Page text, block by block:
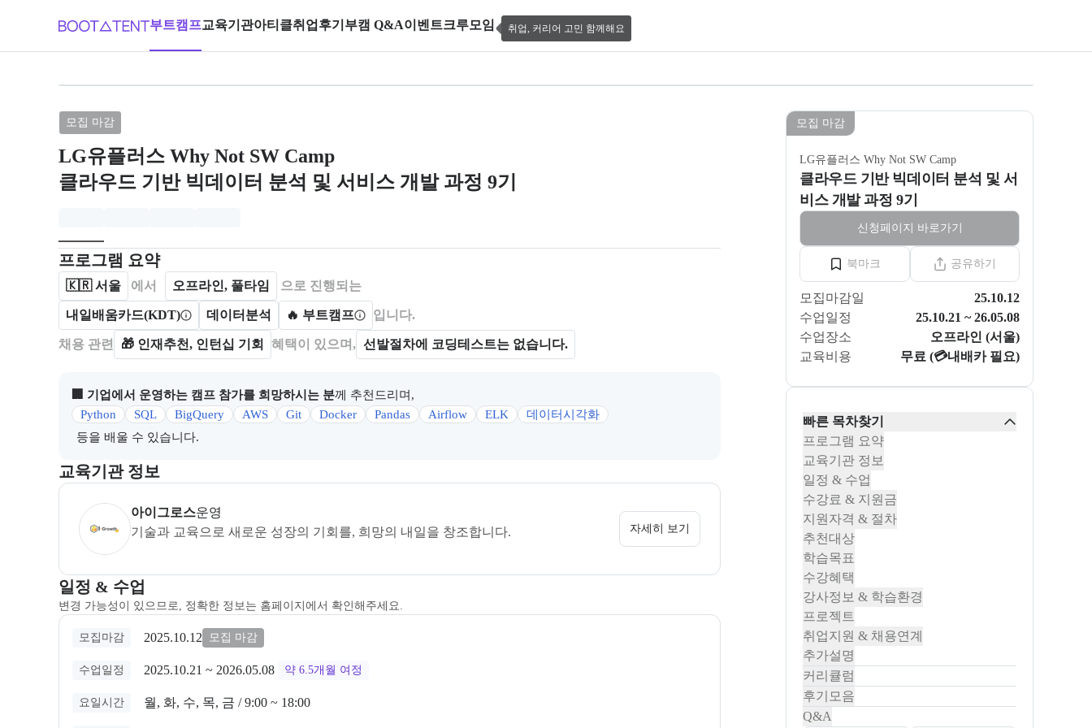
부트캠프교육기관아티클취업후기 부캠 Q&A이벤트크루모임 취업, 커리어 고민 함께해요
모집 마감
LG유플러스 Why Not SW Camp
클라우드 기반 빅데이터 분석 및 서비스 개발 과정 9기
브랜드: LG유플러스 Why Not SW Camp, 과정명: 클라우드 기반 빅데이터 분석 및 서비스 개발 과정 9기
모집개요
프로그램 요약
캠프를 운영하거나 참여하는 회사 정보를 카드 형태로 제공한다.
🇰🇷서울 에서 오프라인, 풀타임 으로 진행되는
내일배움카드(KDT) 데이터분석 🔥 부트캠프 입니다.
채용 관련 🎁 인재추천, 인턴십 기회 혜택이 있으며, 선발절차에 코딩테스트는 없습니다.
🏢 기업에서 운영하는 캠프 참가를 희망하시는 분께 추천드리며,
Python
SQL BigQuery AWS Git Docker Pandas Airflow ELK
데이터시각화
등을 배울 수 있습니다.
이 섹션에서는 부트캠프를 운영하거나 주관하는 회사의 정보를 카드 형태로 안내한다.
교육기관 정보
아이그로스은(는) 본 부트캠프의
아이그로스운영
기술과 교육으로 새로운 성장의 기회를, 희망의 내일을 창조합니다.
자세히 보기
일정 & 수업
변경 가능성이 있으므로, 정확한 정보는 홈페이지에서 확인해주세요.
교육과정 일정과 모집 상태에 따른 안내를 제공한다.
모집마감 2025.10.12 모집 마감
수업일정 2025.10.21 ~ 2026.05.08 약 6.5개월 여정
요일시간 월, 화, 수, 목, 금 / 9:00 ~ 18:00
모집 마감
LG유플러스 Why Not SW Camp
클라우드 기반 빅데이터 분석 및 서
비스 개발 과정 9기
신청페이지 바로가기
북마크 공유하기
모집마감일
25.10.12
수업일정
25.10.21 ~ 26.05.08
수업장소
오프라인 (서울)
교육비용
무료 (💳내배카 필요)
빠른 목차찾기
프로그램 요약
교육기관 정보
일정 & 수업
수강료 & 지원금
지원자격 & 절차
추천대상
학습목표
수강혜택
강사정보 & 학습환경
프로젝트
취업지원 & 채용연계
추가설명
커리큘럼
후기모음
Q&A